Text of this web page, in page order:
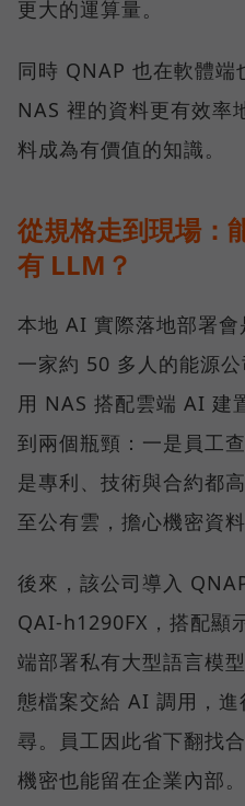
更大的運算量。
同時 QNAP 也在軟體端
NAS 裡的資料更有效率
料成為有價值的知識。
從規格走到現場：
有 LLM？
本地 AI 實際落地部署
一家約 50 多人的能源
用 NAS 搭配雲端 AI 建
到兩個瓶頸：一是員工
是專利、技術與合約都
至公有雲，擔心機密資
後來，該公司導入
QAI-h1290FX，搭配顯
端部署私有大型語言模
態檔案交給 AI 調用，
尋。員工因此省下翻找
機密也能留在企業內部。